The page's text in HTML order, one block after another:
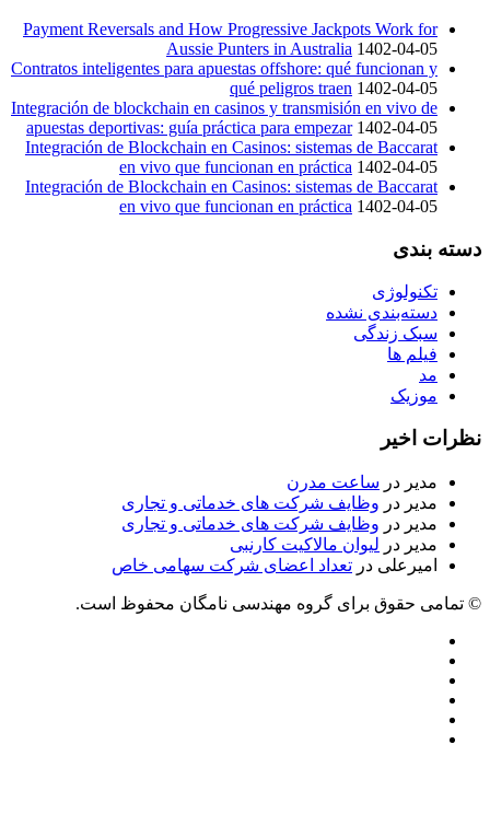
Payment Reversals and How Progressive Jackpots Work for
Aussie Punters in Australia 1402-04-05
Contratos inteligentes para apuestas offshore: qué funcionan y
qué peligros traen 1402-04-05
Integración de blockchain en casinos y transmisión en vivo de
apuestas deportivas: guía práctica para empezar 1402-04-05
Integración de Blockchain en Casinos: sistemas de Baccarat
en vivo que funcionan en práctica 1402-04-05
Integración de Blockchain en Casinos: sistemas de Baccarat
en vivo que funcionan en práctica 1402-04-05
دسته بندی
تکنولوژی
دسته‌بندی نشده
سبک زندگی
فیلم ها
مد
موزیک
نظرات اخیر
مدیر در ساعت مدرن
مدیر در وظایف شرکت های خدماتی و تجاری
مدیر در وظایف شرکت های خدماتی و تجاری
مدیر در لیوان مالاکیت کارنبی
امیرعلی در تعداد اعضای شرکت سهامی خاص
© تمامی حقوق برای گروه مهندسی نامگان محفوظ است.